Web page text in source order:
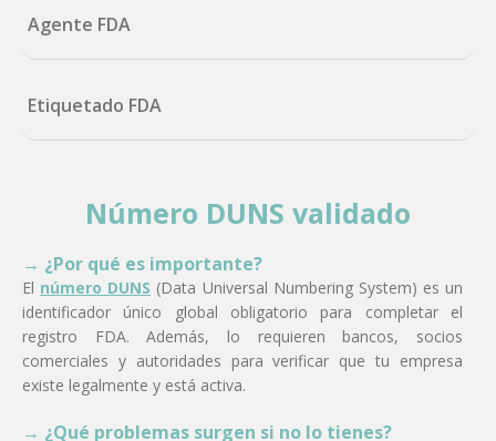
Agente FDA
Etiquetado FDA
Número DUNS validado
→ ¿Por qué es importante?
El número DUNS (Data Universal Numbering System) es un
identificador único global obligatorio para completar el
registro FDA. Además, lo requieren bancos, socios
comerciales y autoridades para verificar que tu empresa
existe legalmente y está activa.
→ ¿Qué problemas surgen si no lo tienes?